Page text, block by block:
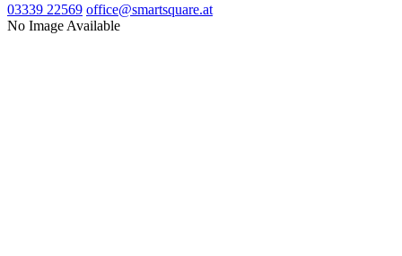
03339 22569 office@smartsquare.at
No Image Available